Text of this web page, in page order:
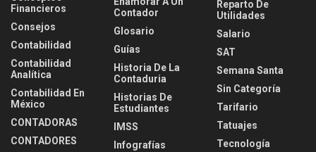
Financieros
Consejos
Contabilidad
Contabilidad
Analítica
Contabilidad En
México
CONTADORAS
CONTADORES
Contador
Glosario
Guías
Historia De La
Contaduria
Historias De
Estudiantes
IMSS
Infografías
Reparto De
Utilidades
Salario
SAT
Semana Santa
Sin Categoría
Tarifario
Tatuajes
Tecnología